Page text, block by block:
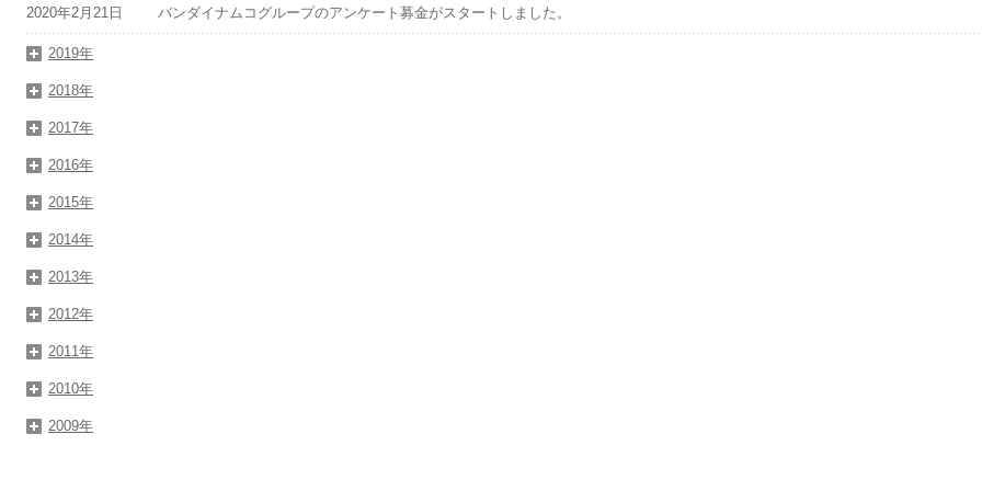
2020年2月21日 バンダイナムコグループのアンケート募金がスタートしました。
2019年
2018年
2017年
2016年
2015年
2014年
2013年
2012年
2011年
2010年
2009年